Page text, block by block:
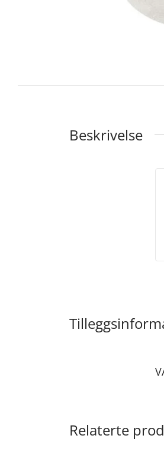
Beskrivelse
Relaterte